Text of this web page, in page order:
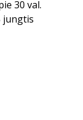
30 val.
jungtis